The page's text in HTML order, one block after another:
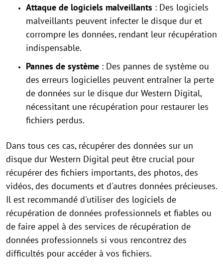
Attaque de logiciels malveillants : Des logiciels
malveillants peuvent infecter le disque dur et
corrompre les données, rendant leur récupération
indispensable.
Pannes de système : Des pannes de système ou
des erreurs logicielles peuvent entraîner la perte
de données sur le disque dur Western Digital,
nécessitant une récupération pour restaurer les
fichiers perdus.
Dans tous ces cas, récupérer des données sur un
disque dur Western Digital peut être crucial pour
récupérer des fichiers importants, des photos, des
vidéos, des documents et d'autres données précieuses.
Il est recommandé d'utiliser des logiciels de
récupération de données professionnels et fiables ou
de faire appel à des services de récupération de
données professionnels si vous rencontrez des
difficultés pour accéder à vos fichiers.